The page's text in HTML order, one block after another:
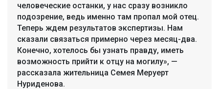
человеческие останки, у нас сразу возникло
подозрение, ведь именно там пропал мой отец.
Теперь ждем результатов экспертизы. Нам
сказали связаться примерно через месяц-два.
Конечно, хотелось бы узнать правду, иметь
возможность прийти к отцу на могилу», —
рассказала жительница Семея Меруерт
Нуриденова.